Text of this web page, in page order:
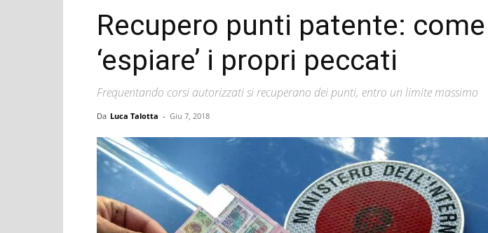
Recupero punti patente: come
‘espiare’ i propri peccati
Frequentando corsi autorizzati si recuperano dei punti, entro un limite massimo
Da Luca Talotta - Giu 7, 2018